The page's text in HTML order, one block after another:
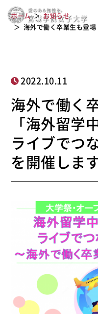
中の英文学科生
説明会」を開催
ホーム
お知らせ
海外で働く卒業生も登
2022.10.11
海外で働く
「海外留学
ライブでつ
を開催しま